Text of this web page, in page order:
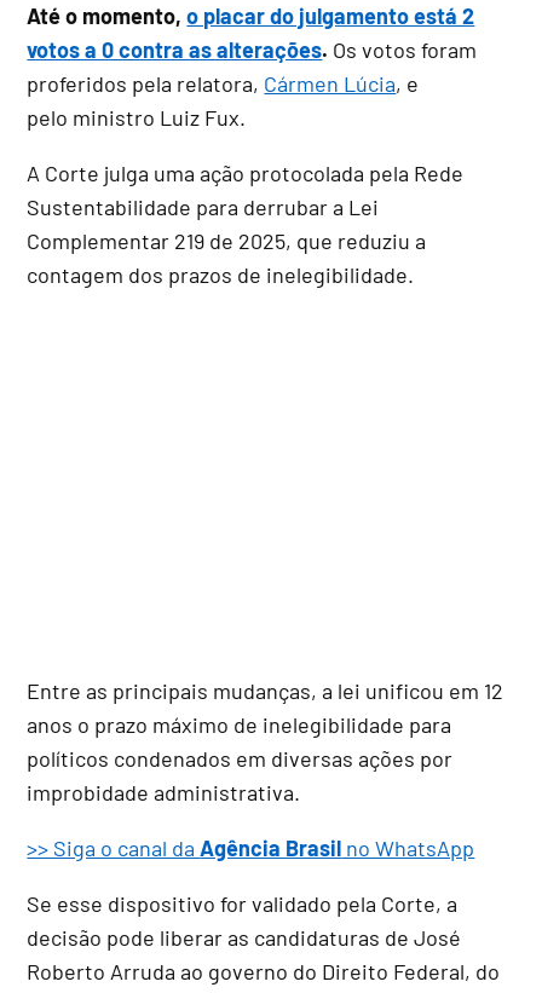
Até o momento,o placar do julgamento está 2
votos a 0 contra as alterações. Os votos foram
proferidos pela relatora, Cármen Lúcia, e
pelo ministro Luiz Fux.
A Corte julga uma ação protocolada pela Rede
Sustentabilidade para derrubar a Lei
Complementar 219 de 2025, que reduziu a
contagem dos prazos de inelegibilidade.
Entre as principais mudanças, a lei unificou em 12
anos o prazo máximo de inelegibilidade para
políticos condenados em diversas ações por
improbidade administrativa.
>> Siga o canal daAgência Brasil no WhatsApp
Se esse dispositivo for validado pela Corte, a
decisão pode liberar as candidaturas de José
Roberto Arruda ao governo do Direito Federal, do